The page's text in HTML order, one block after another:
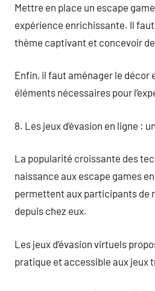
Mettre en place un escape
expérience enrichissante. Il faut
thème captivant et concevoir
Enfin, il faut aménager le décor
éléments nécessaires pour
8. Les jeux d’évasion en ligne :
La popularité croissante des
naissance aux escape games
permettent aux participants de
depuis chez eux.
Les jeux d’évasion virtuels
pratique et accessible aux jeux